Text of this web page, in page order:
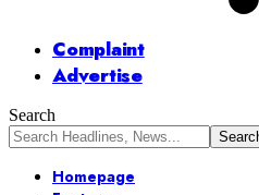
Complaint
Advertise
Search
Homepage